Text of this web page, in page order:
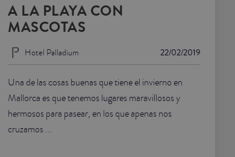
A LA PLAYA CON
MASCOTAS
22/02/2019
Hotel Palladium
Una de las cosas buenas que tiene el invierno en
Mallorca es que tenemos lugares maravillosos y
hermosos para pasear, en los que apenas nos
cruzamos ...